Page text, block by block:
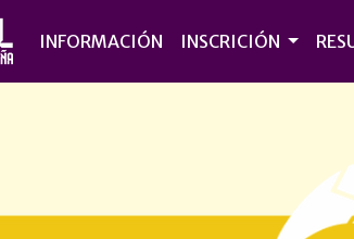
INFORMACIÓN INSCRICIÓN